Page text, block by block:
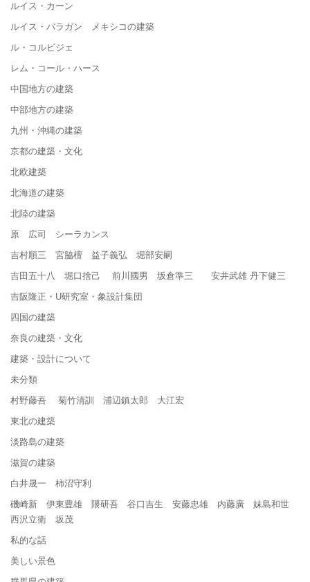
ルイス・カーン
ルイス・バラガン メキシコの建築
ル・コルビジェ
レム・コール・ハース
中国地方の建築
中部地方の建築
九州・沖縄の建築
京都の建築・文化
北欧建築
北海道の建築
北陸の建築
原 広司 シーラカンス
吉村順三 宮脇檀 益子義弘 堀部安嗣
吉田五十八 堀口捨己 前川國男 坂倉準三 安井武雄 丹下健三
吉阪隆正・U研究室・象設計集団
四国の建築
奈良の建築・文化
建築・設計について
未分類
村野藤吾 菊竹清訓 浦辺鎮太郎 大江宏
東北の建築
淡路島の建築
滋賀の建築
白井晟一 柿沼守利
磯崎新 伊東豊雄 隈研吾 谷口吉生 安藤忠雄 内藤廣 妹島和世
西沢立衛 坂茂
私的な話
美しい景色